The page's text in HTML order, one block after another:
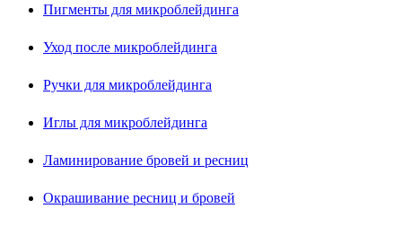
Пигменты для микроблейдинга
Уход после микроблейдинга
Ручки для микроблейдинга
Иглы для микроблейдинга
Ламинирование бровей и ресниц
Окрашивание ресниц и бровей